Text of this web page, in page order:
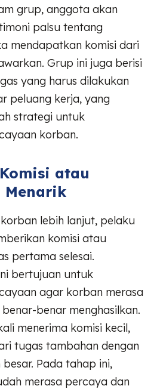
grup, anggota akan
palsu tentang
mendapatkan komisi dari
Grup ini juga berisi
yang harus dilakukan
peluang kerja, yang
strategi untuk
korban.
atau
Menarik
lebih lanjut, pelaku
komisi atau
pertama selesai.
bertujuan untuk
agar korban merasa
benar menghasilkan.
menerima komisi kecil,
tugas tambahan dengan
Pada tahap ini,
merasa percaya dan